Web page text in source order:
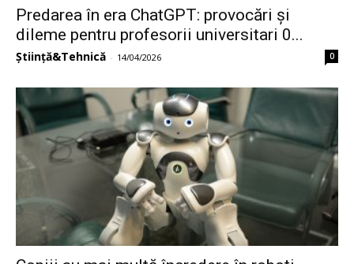
Predarea în era ChatGPT: provocări și
dileme pentru profesorii universitari 0...
Știință&Tehnică - 14/04/2026 0